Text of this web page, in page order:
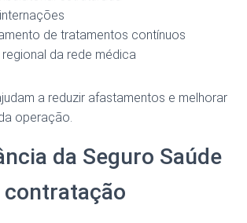
de tratamentos contínuos
regional da rede médica
a reduzir afastamentos e melhorar
operação.
da Seguro Saúde
contratação